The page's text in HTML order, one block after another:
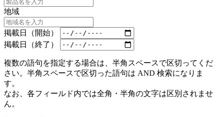
地域
掲載日（開始）
掲載日（終了）
複数の語句を指定する場合は、半角スペースで区切ってくだ
さい。半角スペースで区切った語句は AND 検索になりま
す。
なお、各フィールド内では全角・半角の文字は区別されませ
ん。